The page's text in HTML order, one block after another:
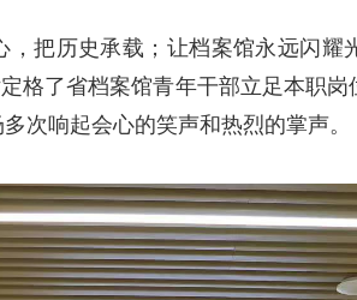
把历史承载；让档案馆永远闪
定格了省档案馆青年干部立足本职
次响起会心的笑声和热烈的掌声。